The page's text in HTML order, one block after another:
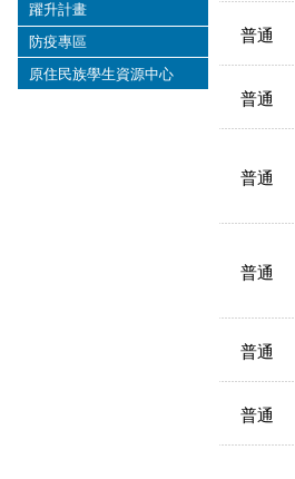
躍升計畫
防疫專區
原住民族學生資源中心
普通
普通
普通
普通
普通
普通